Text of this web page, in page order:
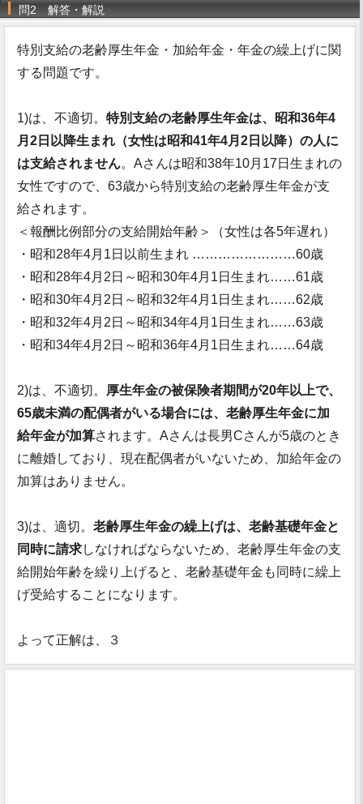
問2 解答・解説
特別支給の老齢厚生年金・加給年金・年金の繰上げに関
する問題です。
1)は、不適切。 特別支給の老齢厚生年金は、昭和36年4
月2日以降生まれ（女性は昭和41年4月2日以降）の人に
は支給されません。Aさんは昭和38年10月17日生まれの
女性ですので、63歳から特別支給の老齢厚生年金が支
給されます。
＜報酬比例部分の支給開始年齢＞（女性は各5年遅れ）
・昭和28年4月1日以前生まれ ……………………60歳
・昭和28年4月2日～昭和30年4月1日生まれ……61歳
・昭和30年4月2日～昭和32年4月1日生まれ……62歳
・昭和32年4月2日～昭和34年4月1日生まれ……63歳
・昭和34年4月2日～昭和36年4月1日生まれ……64歳
2)は、不適切。 厚生年金の被保険者期間が20年以上で、
65歳未満の配偶者がいる場合には、老齢厚生年金に加
給年金が加算されます。Aさんは長男Cさんが5歳のとき
に離婚しており、現在配偶者がいないため、加給年金の
加算はありません。
3)は、適切。 老齢厚生年金の繰上げは、老齢基礎年金と
同時に請求しなければならないため、老齢厚生年金の支
給開始年齢を繰り上げると、老齢基礎年金も同時に繰上
げ受給することになります。
よって正解は、３